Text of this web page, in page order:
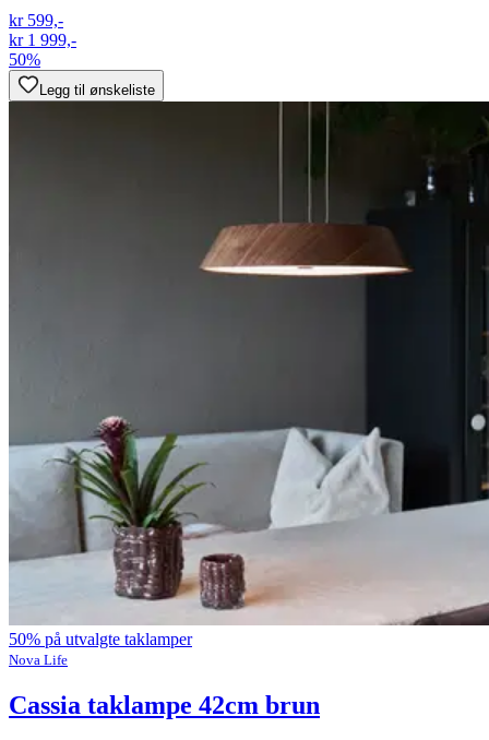
kr 599,-
kr 1 999,-
50%
Legg til ønskeliste
50% på utvalgte taklamper
Nova Life
Cassia taklampe 42cm brun